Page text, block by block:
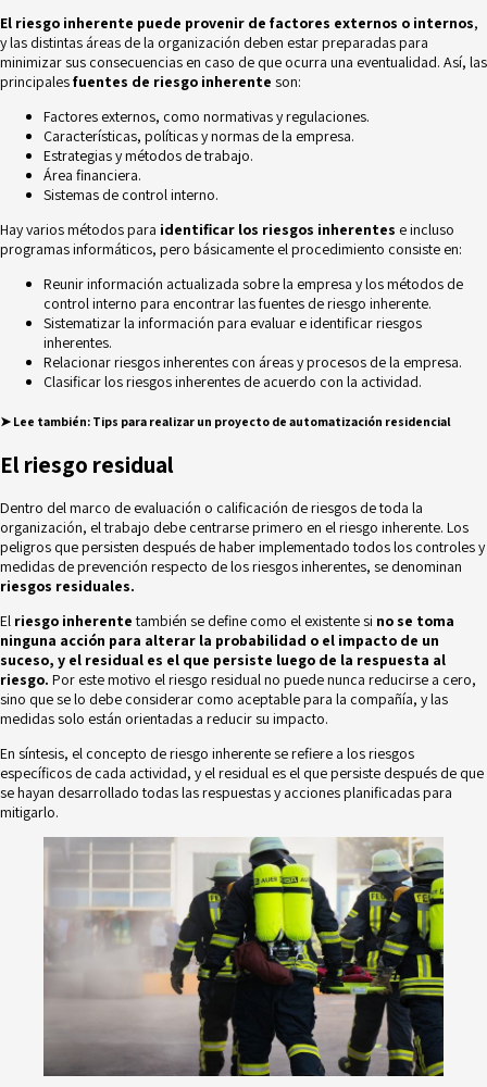
El riesgo inherente puede provenir de factores externos o internos,
y las distintas áreas de la organización deben estar preparadas para
minimizar sus consecuencias en caso de que ocurra una eventualidad. Así, las
principalesfuentes de riesgo inherente son:
Factores externos, como normativas y regulaciones.
Características, políticas y normas de la empresa.
Estrategias y métodos de trabajo.
Área financiera.
Sistemas de control interno.
Hay varios métodos para identificar los riesgos inherentes e incluso
programas informáticos, pero básicamente el procedimiento consiste en:
Reunir información actualizada sobre la empresa y los métodos de
control interno para encontrar las fuentes de riesgo inherente.
Sistematizar la información para evaluar e identificar riesgos
inherentes.
Relacionar riesgos inherentes con áreas y procesos de la empresa.
Clasificar los riesgos inherentes de acuerdo con la actividad.
➤ Lee también: Tips para realizar un proyecto de automatización residencial
El riesgo residual
Dentro del marco de evaluación o calificación de riesgos de toda la
organización, el trabajo debe centrarse primero en el riesgo inherente. Los
peligros que persisten después de haber implementado todos los controles y
medidas de prevención respecto de los riesgos inherentes, se denominan
riesgos residuales.
El riesgo inherentetambién se define como el existente si no se toma
ninguna acción para alterar la probabilidad o el impacto de un
suceso, y el residual es el que persiste luego de la respuesta al
riesgo. Por este motivo el riesgo residual no puede nunca reducirse a cero,
sino que se lo debe considerar como aceptable para la compañía, y las
medidas solo están orientadas a reducir su impacto.
En síntesis, el concepto de riesgo inherente se refiere a los riesgos
específicos de cada actividad, y el residual es el que persiste después de que
se hayan desarrollado todas las respuestas y acciones planificadas para
mitigarlo.